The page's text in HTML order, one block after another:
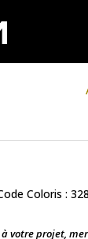
Coloris :
votre projet,